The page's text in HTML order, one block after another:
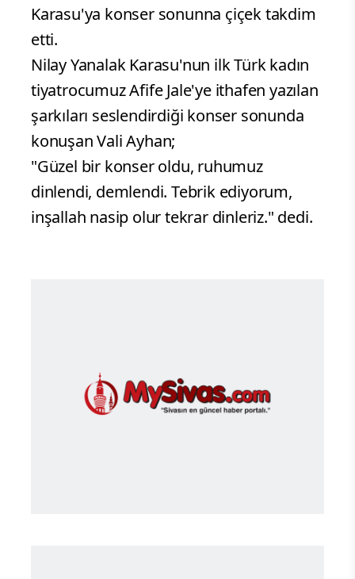
Karasu'ya konser sonunna çiçek takdim
etti.
Nilay Yanalak Karasu'nun ilk Türk kadın
tiyatrocumuz Afife Jale'ye ithafen yazılan
şarkıları seslendirdiği konser sonunda
konuşan Vali Ayhan;
"Güzel bir konser oldu, ruhumuz
dinlendi, demlendi. Tebrik ediyorum,
inşallah nasip olur tekrar dinleriz." dedi.